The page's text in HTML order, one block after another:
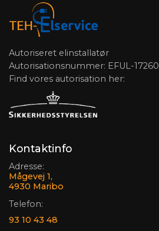
Autoriseret elinstallatør
Autorisationsnummer: EFUL-17260
Find vores autorisation her:
Kontaktinfo
Adresse:
Mågevej 1,
4930 Maribo
Telefon:
93 10 43 48